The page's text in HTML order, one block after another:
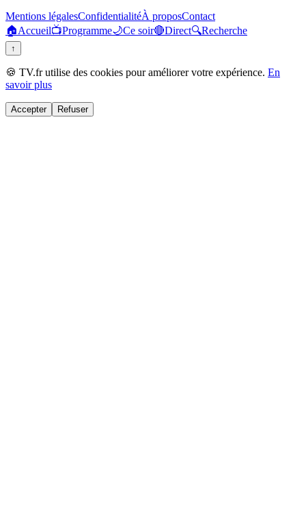
Mentions légalesConfidentialitéÀ proposContact
🏠Accueil📺Programme🌙Ce soir🔴Direct🔍Recherche
↑
🍪 TV.fr utilise des cookies pour améliorer votre expérience. En
savoir plus
Accepter Refuser